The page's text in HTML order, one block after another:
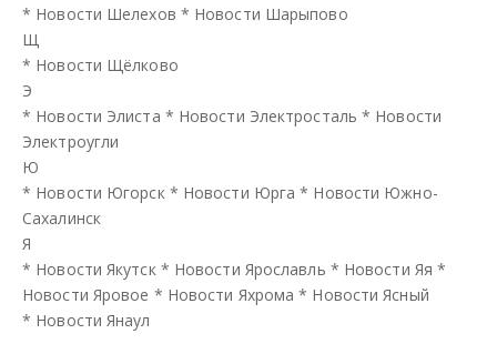
* Новости Шелехов * Новости Шарыпово
Щ
* Новости Щёлково
Э
* Новости Элиста * Новости Электросталь * Новости
Электроугли
Ю
* Новости Югорск * Новости Юрга * Новости Южно-
Сахалинск
Я
* Новости Якутск * Новости Ярославль * Новости Яя *
Новости Яровое * Новости Яхрома * Новости Ясный
* Новости Янаул